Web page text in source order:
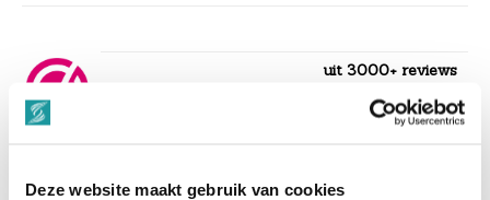
Deze website maakt gebruik van cookies
uit 3000+ reviews